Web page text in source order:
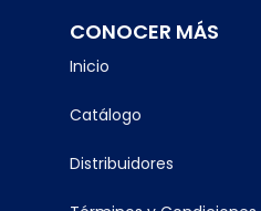
CONOCER MÁS
Inicio
Catálogo
Distribuidores